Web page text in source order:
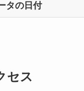
タの日付
セス